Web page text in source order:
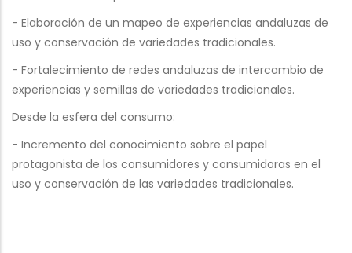
- Elaboración de un mapeo de experiencias andaluzas de
uso y conservación de variedades tradicionales.
- Fortalecimiento de redes andaluzas de intercambio de
experiencias y semillas de variedades tradicionales.
Desde la esfera del consumo:
- Incremento del conocimiento sobre el papel
protagonista de los consumidores y consumidoras en el
uso y conservación de las variedades tradicionales.